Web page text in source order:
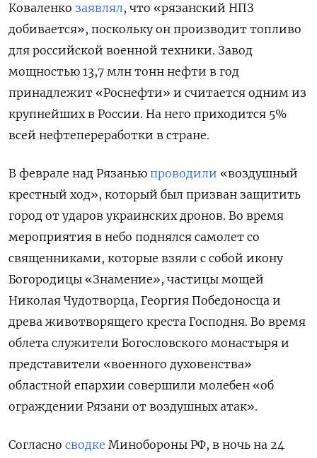
Коваленко заявлял, что «рязанский НПЗ
добивается», поскольку он производит топливо
для российской военной техники. Завод
мощностью 13,7 млн тонн нефти в год
принадлежит «Роснефти» и считается одним из
крупнейших в России. На него приходится 5%
всей нефтепереработки в стране.
В феврале над Рязанью проводили «воздушный
крестный ход», который был призван защитить
город от ударов украинских дронов. Во время
мероприятия в небо поднялся самолет со
священниками, которые взяли с собой икону
Богородицы «Знамение», частицы мощей
Николая Чудотворца, Георгия Победоносца и
древа животворящего креста Господня. Во время
облета служители Богословского монастыря и
представители «военного духовенства»
областной епархии совершили молебен «об
ограждении Рязани от воздушных атак».
Согласно сводке Минобороны РФ, в ночь на 24